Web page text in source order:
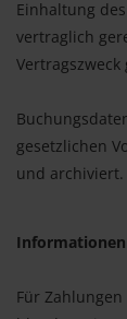
Einhaltung
vertraglich
gesetzlichen
und archiviert.
Für